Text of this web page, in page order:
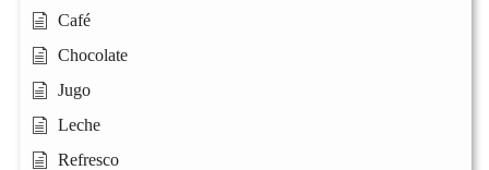
Café
Chocolate
Jugo
Leche
Refresco